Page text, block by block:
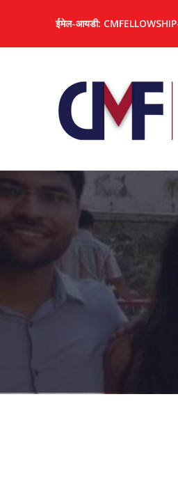
ईमेल-आयडी: